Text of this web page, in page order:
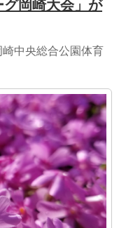
岡崎大会」が
中央総合公園体育